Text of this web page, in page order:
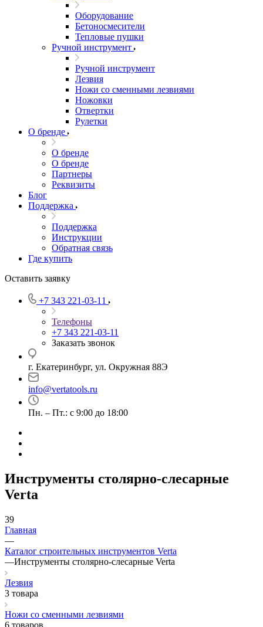
Оборудование
Бетоносмесители
Тепловые пушки
Ручной инструмент
Ручной инструмент
Лезвия
Ножи со сменными лезвиями
Ножовки
Отвертки
Рулетки
О бренде
О бренде
О бренде
Партнеры
Реквизиты
Блог
Поддержка
Поддержка
Инструкции
Обратная связь
Где купить
Оставить заявку
+7 343 221-03-11
Телефоны
+7 343 221-03-11
Заказать звонок
г. Екатеринбург, ул. Окружная 88Э
info@vertatools.ru
Пн. – Пт.: с 9:00 до 18:00
Инструменты столярно-слесарные
Verta
39
Главная
—
Каталог строительных инструментов Verta
—Инструменты столярно-слесарные Verta
Лезвия
3 товара
Ножи со сменными лезвиями
6 товаров